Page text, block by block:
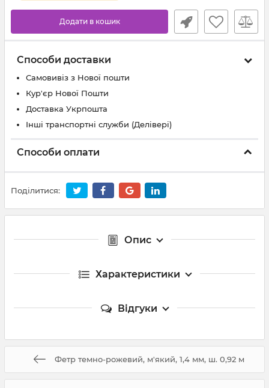
Додати в кошик
Способи доставки
Самовивіз з Нової пошти
Кур'єр Нової Пошти
Доставка Укрпошта
Інші транспортні служби (Делівері)
Способи оплати
Поділитися:
Опис
Характеристики
Відгуки
Фетр темно-рожевий, м'який, 1,4 мм, ш. 0,92 м